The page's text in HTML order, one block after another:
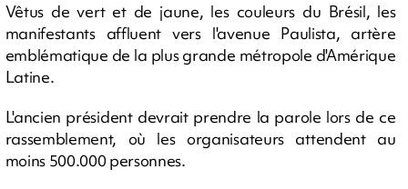
Vêtus de vert et de jaune, les couleurs du Brésil, les
manifestants affluent vers l'avenue Paulista, artère
emblématique de la plus grande métropole d'Amérique
Latine.
L'ancien président devrait prendre la parole lors de ce
rassemblement, où les organisateurs attendent au
moins 500.000 personnes.